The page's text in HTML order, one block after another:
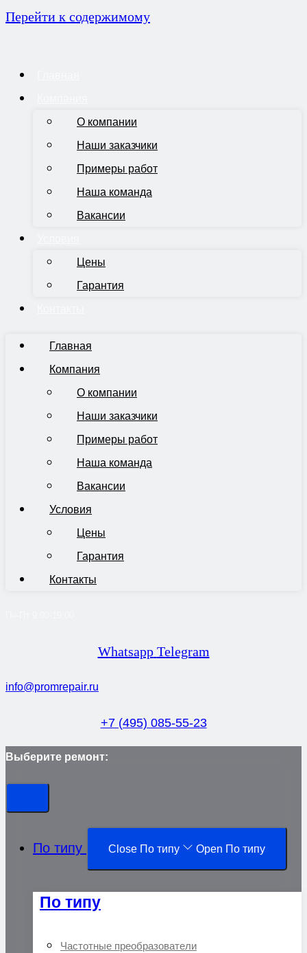
Перейти к содержимому
О компании
Наши заказчики
Примеры работ
Наша команда
Вакансии
Цены
Гарантия
Главная
Компания
О компании
Наши заказчики
Примеры работ
Наша команда
Вакансии
Условия
Цены
Гарантия
Контакты
Whatsapp Telegram
info@promrepair.ru
+7 (495) 085-55-23
Выберите ремонт:
По типу Close По типу Open По типу
По типу
Частотные преобразователи